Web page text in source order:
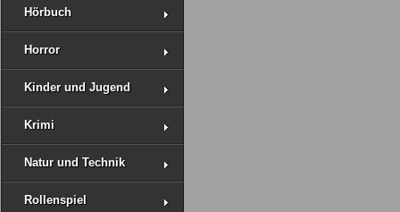
Hörbuch
Horror
Kinder und Jugend
Krimi
Natur und Technik
Rollenspiel